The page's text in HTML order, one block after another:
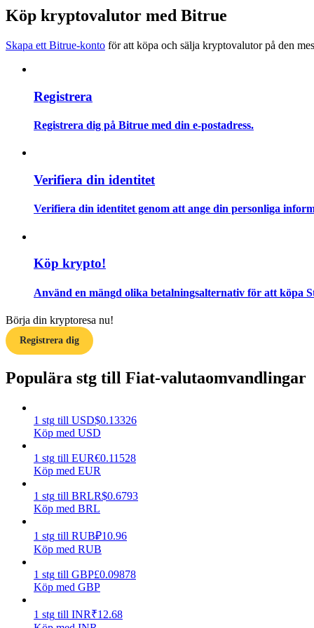
Bli en Copy Trader
Information
Big data-analys inklusive handelsinformation, etc.
Guide
Handelsstrategier
Lär dig hur du håller dig lönsam
Köp kryptovalutor med Bitrue
Skapa ett Bitrue-konto för att köpa och sälja kryptovalutor på den
Registrera
Registrera dig på Bitrue med din e-postadress.
Verifiera din identitet
Verifiera din identitet genom att ange din personliga
Köp krypto!
Använd en mängd olika betalningsalternativ för att köpa
Börja din kryptoresa nu!
Registrera dig
Populära stg till Fiat-valutaomvandlingar
1 stg till USD$0.13326
Köp med USD
1 stg till EUR€0.11528
Köp med EUR
1 stg till BRLR$0.6793
Köp med BRL
1 stg till RUB₽10.96
Köp med RUB
1 stg till GBP£0.09878
Köp med GBP
1 stg till INR₹12.68